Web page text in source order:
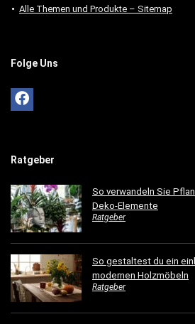
Alle Themen und Produkte – Sitemap
Folge Uns
Ratgeber
So verwandeln Sie
Deko-Elemente
Ratgeber
So gestaltest du ein
modernen Holzmöbeln
Ratgeber